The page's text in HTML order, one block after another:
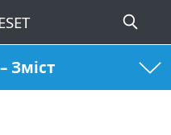
Зміст